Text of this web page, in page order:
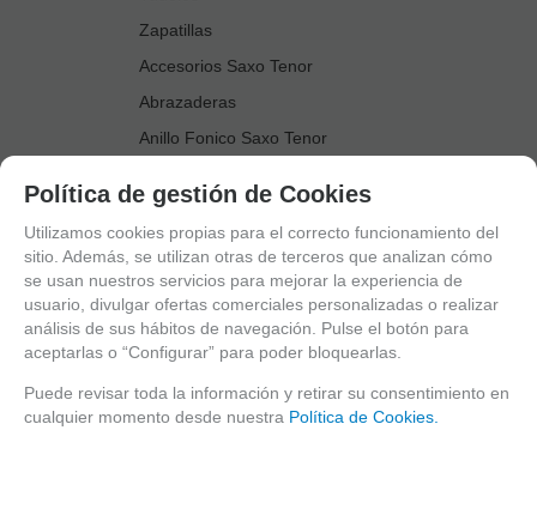
Zapatillas
Accesorios Saxo Tenor
Abrazaderas
Anillo Fonico Saxo Tenor
Boquillas
Boquilleros
Cañas
Cortacañas
Deflector Saxo Tenor
Estuches Guardacañas
Política de gestión de Cookies
Utilizamos cookies propias para el correcto funcionamiento del
sitio. Además, se utilizan otras de terceros que analizan cómo
se usan nuestros servicios para mejorar la experiencia de
usuario, divulgar ofertas comerciales personalizadas o realizar
análisis de sus hábitos de navegación. Pulse el botón para
aceptarlas o “Configurar” para poder bloquearlas.
Puede revisar toda la información y retirar su consentimiento en
cualquier momento desde nuestra Política de Cookies.